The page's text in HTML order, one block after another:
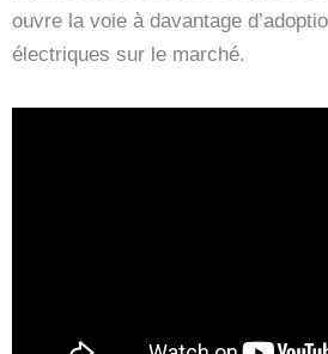
ouvre la voie à davantage
électriques sur le marché.